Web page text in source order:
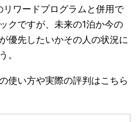
リワードプログラムと併用で
クですが、未来の1泊か今の
優先したいかその人の状況に
。
使い方や実際の評判はこちら